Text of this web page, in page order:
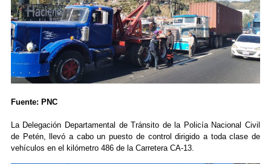
Fuente: PNC
La Delegación Departamental de Tránsito de la Policía Nacional Civil
de Petén, llevó a cabo un puesto de control dirigido a toda clase de
vehículos en el kilómetro 486 de la Carretera CA-13.